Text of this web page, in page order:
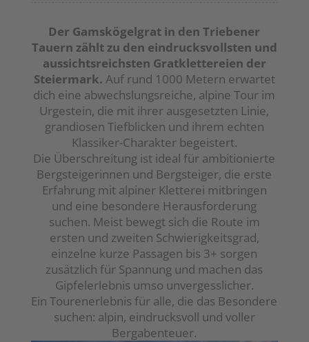
Der Gamskögelgrat in den Triebener
Tauern zählt zu den eindrucksvollsten und
aussichtsreichsten Gratklettereien der
Steiermark. Auf rund 1000 Metern erwartet
dich eine abwechslungsreiche, alpine Tour im
Urgestein, die mit ihrer ausgesetzten Linie,
grandiosen Tiefblicken und ihrem echten
Klassiker-Charakter begeistert.
Die Überschreitung ist ideal für ambitionierte
Bergsteigerinnen und Bergsteiger, die erste
Erfahrung mit alpiner Kletterei mitbringen
und eine besondere Herausforderung
suchen. Meist bewegt sich die Route im
ersten und zweiten Schwierigkeitsgrad,
einzelne kurze Passagen bis 3+ sorgen
zusätzlich für Spannung und machen das
Gipfelerlebnis umso unvergesslicher.
Ein Tourenerlebnis für alle, die das Besondere
suchen: alpin, eindrucksvoll und voller
Bergabenteuer.